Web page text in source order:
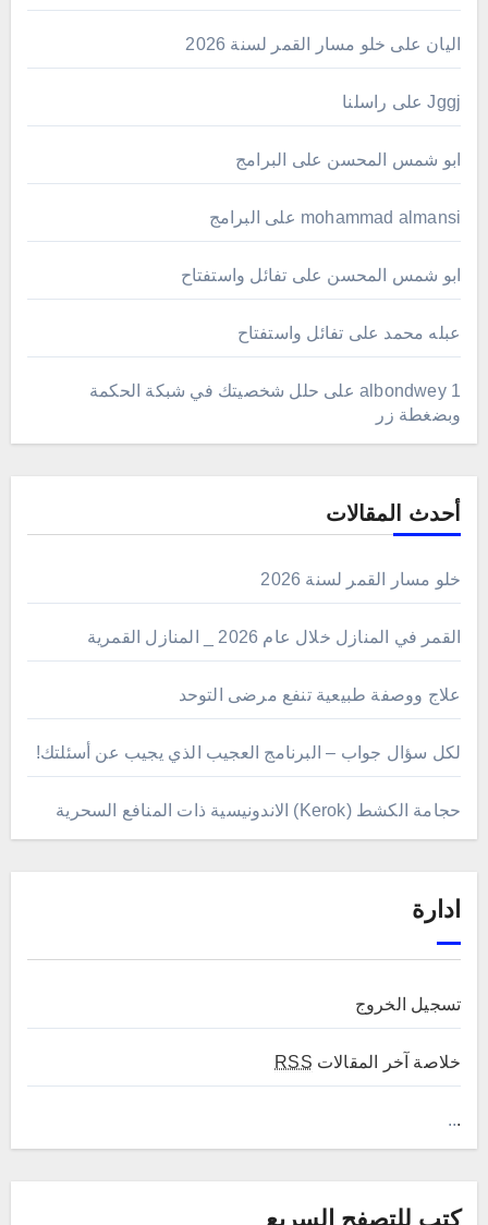
اليان على خلو مسار القمر لسنة 2026
Jggjعلى راسلنا
ابو شمس المحسن على البرامج
mohammad almansi على البرامج
ابو شمس المحسن على تفائل واستفتاح
عبله محمد على تفائل واستفتاح
albondwey 1على حلل شخصيتك في شبكة الحكمة
وبضغطة زر
أحدث المقالات
خلو مسار القمر لسنة 2026
القمر في المنازل خلال عام 2026 _ المنازل القمرية
علاج ووصفة طبيعية تنفع مرضى التوحد
لكل سؤال جواب – البرنامج العجيب الذي يجيب عن أسئلتك!
حجامة الكشط (Kerok) الاندونيسية ذات المنافع السحرية
ادارة
تسجيل الخروج
خلاصة آخر المقالات RSS
.
..
كتب للتصفح السريع